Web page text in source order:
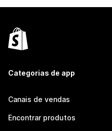
Categorias de app
Canais de vendas
Encontrar produtos